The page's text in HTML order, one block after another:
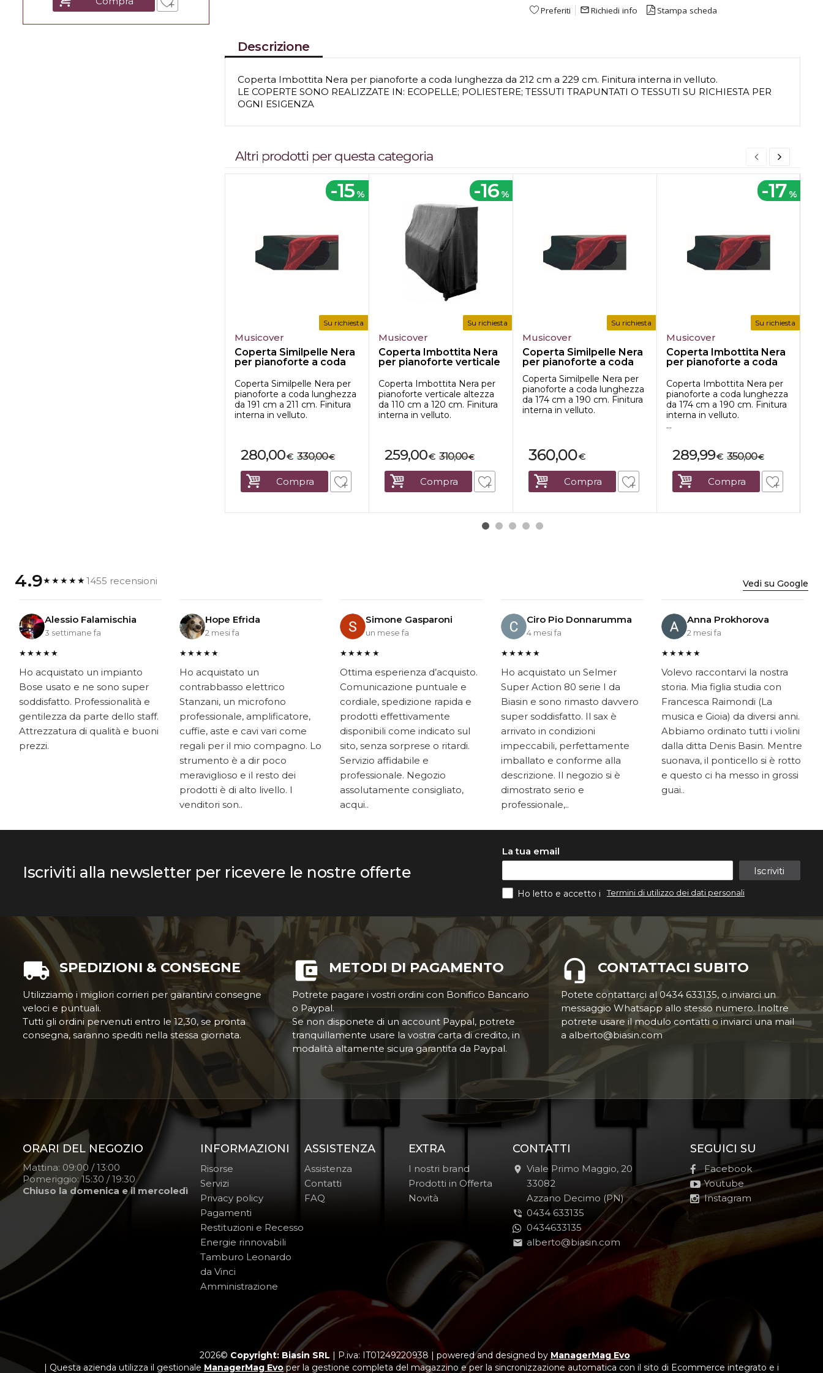
Preferiti mail_outline Richiedi info Stampa scheda
Descrizione
Coperta Imbottita Nera per pianoforte a coda lunghezza da 212 cm a 229 cm. Finitura interna in velluto.
LE COPERTE SONO REALIZZATE IN: ECOPELLE; POLIESTERE; TESSUTI TRAPUNTATI O TESSUTI SU RICHIESTA PER
OGNI ESIGENZA
Altri prodotti per questa categoria
-15 %
Su richiesta
Musicover
Coperta Similpelle Nera
per pianoforte a coda
Coperta Similpelle Nera per
pianoforte a coda lunghezza
da 191 cm a 211 cm. Finitura
interna in velluto.
€
280,00 €
330,00
Compra
-16 %
Su richiesta
Musicover
Coperta Imbottita Nera
per pianoforte verticale
Coperta Imbottita Nera per
pianoforte verticale altezza
da 110 cm a 120 cm. Finitura
interna in velluto.
€
259,00 €
310,00
Compra
Su richiesta
Musicover
Coperta Similpelle Nera
per pianoforte a coda
Coperta Similpelle Nera per
pianoforte a coda lunghezza
da 174 cm a 190 cm. Finitura
interna in velluto.
€
360,00
Compra
-17 %
Su richiesta
Musicover
Coperta Imbottita Nera
per pianoforte a coda
Coperta Imbottita Nera per
pianoforte a coda lunghezza
da 174 cm a 190 cm. Finitura
interna in velluto.
...
€
289,99 €
350,00
Compra
4.9★★★★★1455 recensioni Vedi su Google
Alessio Falamischia
3 settimane fa
★★★★★
Ho acquistato un impianto
Bose usato e ne sono super
soddisfatto. Professionalità e
gentilezza da parte dello staff.
Attrezzatura di qualità e buoni
prezzi.
Hope Efrida
2 mesi fa
★★★★★
Ho acquistato un
contrabbasso elettrico
Stanzani, un microfono
professionale, amplificatore,
cuffie, aste e cavi vari come
regali per il mio compagno. Lo
strumento è a dir poco
meraviglioso e il resto dei
prodotti è di alto livello. I
venditori son..
Simone Gasparoni
un mese fa
★★★★★
Ottima esperienza d’acquisto.
Comunicazione puntuale e
cordiale, spedizione rapida e
prodotti effettivamente
disponibili come indicato sul
sito, senza sorprese o ritardi.
Servizio affidabile e
professionale. Negozio
assolutamente consigliato,
acqui..
Ciro Pio Donnarumma
4 mesi fa
★★★★★
Ho acquistato un Selmer
Super Action 80 serie I da
Biasin e sono rimasto davvero
super soddisfatto. Il sax è
arrivato in condizioni
impeccabili, perfettamente
imballato e conforme alla
descrizione. Il negozio si è
dimostrato serio e
professionale,..
Anna Prokhorova
2 mesi fa
★★★★★
Volevo raccontarvi la nostra
storia. Mia figlia studia con
Francesca Raimondi (La
musica e Gioia) da diversi anni.
Abbiamo ordinato tutti i violini
dalla ditta Denis Basin. Mentre
suonava, il ponticello si è rotto
e questo ci ha messo in grossi
guai..
Iscriviti alla newsletter per ricevere le nostre offerte
La tua email
Iscriviti
Ho letto e accetto i Termini di utilizzo dei dati personali
SPEDIZIONI & CONSEGNE
Utilizziamo i migliori corrieri per garantirvi consegne
veloci e puntuali.
Tutti gli ordini pervenuti entro le 12,30, se pronta
consegna, saranno spediti nella stessa giornata.
METODI DI PAGAMENTO
Potrete pagare i vostri ordini con Bonifico Bancario
o Paypal.
Se non disponete di un account Paypal, potrete
tranquillamente usare la vostra carta di credito, in
modalità altamente sicura garantita da Paypal.
CONTATTACI SUBITO
Potete contattarci al 0434 633135, o inviarci un
messaggio Whatsapp allo stesso numero. Inoltre
potrete usare il modulo contatti o inviarci una mail
a alberto@biasin.com
ORARI DEL NEGOZIO
Mattina: 09:00 / 13:00
Pomeriggio: 15:30 / 19:30
Chiuso la domenica e il mercoledì
INFORMAZIONI
Risorse
Servizi
Privacy policy
Pagamenti
Restituzioni e Recesso
Energie rinnovabili
Tamburo Leonardo
da Vinci
Amministrazione
ASSISTENZA
Assistenza
Contatti
FAQ
EXTRA
I nostri brand
Prodotti in Offerta
Novità
CONTATTI
Viale Primo Maggio, 20
-
33082
-
Azzano Decimo (PN)
0434 633135
0434633135
alberto@biasin.com
SEGUICI SU
Facebook
Youtube
Instagram
2026© Copyright: Biasin SRL | P.iva: IT01249220938 | powered and designed by ManagerMag Evo
| Questa azienda utilizza il gestionale ManagerMag Evoper la gestione completa del magazzino e per la sincronizzazione automatica con il sito di Ecommerce integrato e i